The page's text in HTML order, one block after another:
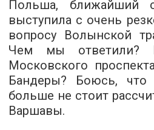
Польша, ближайший
выступила с очень
вопросу Волынской
Чем мы ответили?
Московского
Бандеры? Боюсь, что
больше не стоит
Варшавы.